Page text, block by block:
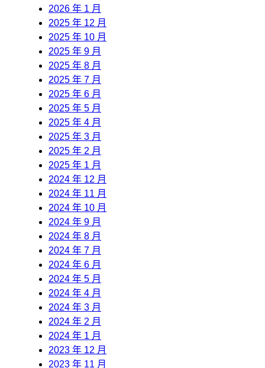
2026 年 1 月
2025 年 12 月
2025 年 10 月
2025 年 9 月
2025 年 8 月
2025 年 7 月
2025 年 6 月
2025 年 5 月
2025 年 4 月
2025 年 3 月
2025 年 2 月
2025 年 1 月
2024 年 12 月
2024 年 11 月
2024 年 10 月
2024 年 9 月
2024 年 8 月
2024 年 7 月
2024 年 6 月
2024 年 5 月
2024 年 4 月
2024 年 3 月
2024 年 2 月
2024 年 1 月
2023 年 12 月
2023 年 11 月